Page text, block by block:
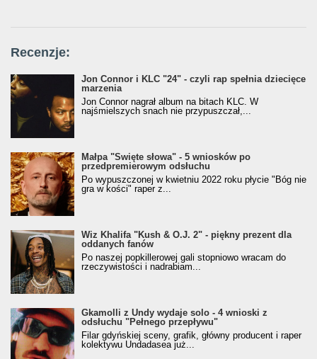
Recenzje:
Jon Connor i KLC "24" - czyli rap spełnia dziecięce
marzenia
Jon Connor nagrał album na bitach KLC. W
najśmielszych snach nie przypuszczał,...
Małpa "Święte słowa" - 5 wniosków po
przedpremierowym odsłuchu
Po wypuszczonej w kwietniu 2022 roku płycie "Bóg nie
gra w kości" raper z...
Wiz Khalifa "Kush & O.J. 2" - piękny prezent dla
oddanych fanów
Po naszej popkillerowej gali stopniowo wracam do
rzeczywistości i nadrabiam...
Gkamolli z Undy wydaje solo - 4 wnioski z
odsłuchu "Pełnego przepływu"
Filar gdyńskiej sceny, grafik, główny producent i raper
kolektywu Undadasea już...